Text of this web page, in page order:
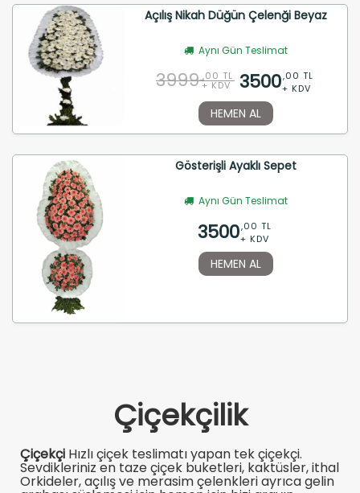
Açılış Nikah Düğün Çelenği Beyaz
Aynı Gün Teslimat
3999 ,00 TL
+ KDV 3500,00 TL
+ KDV
HEMEN AL
Gösterişli Ayaklı Sepet
Aynı Gün Teslimat
3500,00 TL
+ KDV
HEMEN AL
Çiçekçilik
Çiçekçi Hızlı çiçek teslimatı yapan tek çiçekçi.
Sevdikleriniz en taze çiçek buketleri, kaktüsler, ithal
Orkideler, açılış ve merasim çelenkleri ayrıca gelin